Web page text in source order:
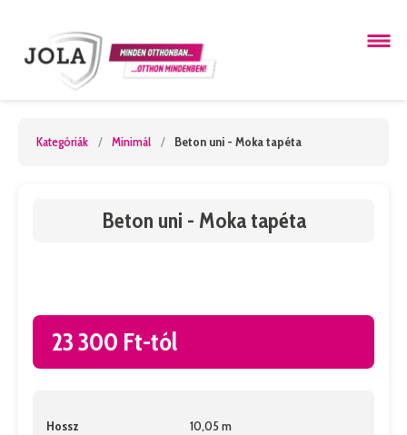
Kategóriák / Minimál / Beton uni - Moka tapéta
Beton uni - Moka tapéta
23 300 Ft-tól
Hossz
10,05 m